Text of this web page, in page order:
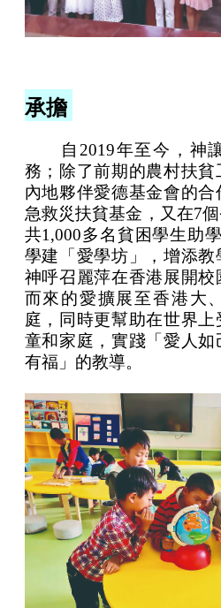
承擔
自2019年至今，神
務；除了前期的農村扶
內地夥伴愛德基金會的
急救災扶貧基金，又在7
共1,000多名貧困學生助
學建「愛學坊」，增添教
神呼召麗萍在香港展開
而來的愛擴展至香港大
庭，同時更幫助在世界
童和家庭，實踐「愛人
有福」的教導。